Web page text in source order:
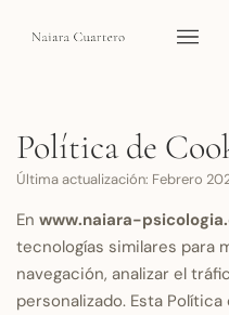
Política de
Última actualización: Febrero
En www.naiara-
tecnologías similares para
navegación, analizar el
personalizado. Esta